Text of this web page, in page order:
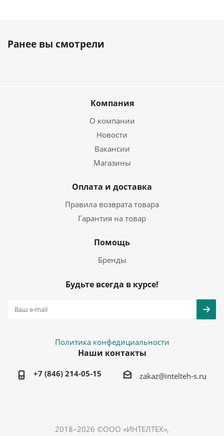
Ранее вы смотрели
Компания
О компании
Новости
Вакансии
Магазины
Оплата и доставка
Правила возврата товара
Гарантия на товар
Помощь
Бренды
Будьте всегда в курсе!
Политика конфедициальности
Наши контакты
+7 (846) 214-05-15 zakaz@intelteh-s.ru
2018–2026 ©ООО «ИНТЕЛТЕХ»,